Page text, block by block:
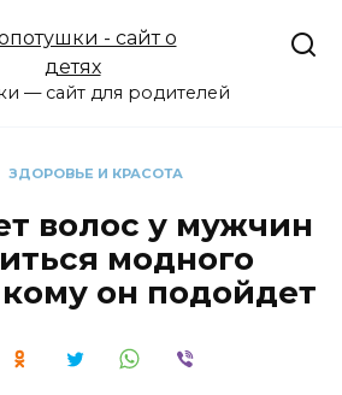
— сайт для родителей
ЗДОРОВЬЕ И КРАСОТА
волос у мужчин
модного
он подойдет